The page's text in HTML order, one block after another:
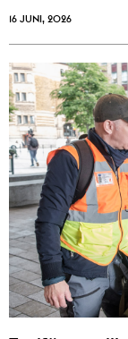
16 JUNI, 2026